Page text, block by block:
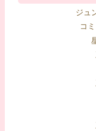
ジュ
コ